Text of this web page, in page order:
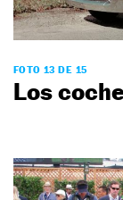
FOTO 13 DE 15
Los